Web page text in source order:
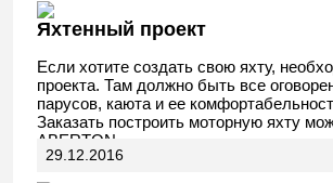
Яхтенный проект
Если хотите создать свою яхту,
проекта. Там должно быть все
парусов, каюта и ее
Заказать построить моторную яхту
ABERTON.
29.12.2016